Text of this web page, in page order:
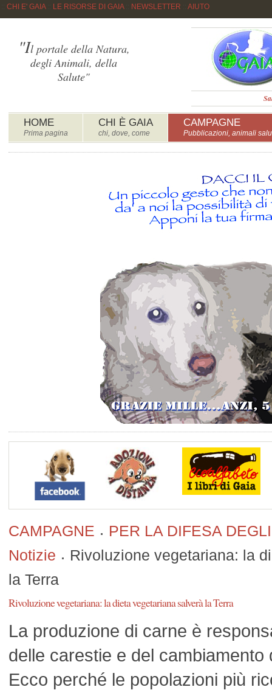
CHI E' GAIA:: LE RISORSE DI GAIA:: NEWSLETTER AIUTO
HOME
Prima pagina
CHI È GAIA
chi, dove, come
CAMPAGNE
Pubblicazioni, animali
"Il portale della Natura,
degli Animali, della
Salute"
CAMPAGNE
PER LA DIFESA
Notizie
Rivoluzione vegetariana: la
la Terra
Rivoluzione vegetariana: la dieta vegetariana salverà la Terra
La produzione di carne è
delle carestie e del cambiamento
Ecco perché le popolazioni più